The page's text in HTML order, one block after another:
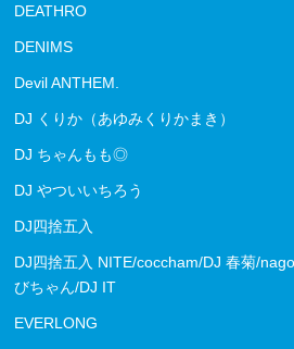
DEATHRO
DENIMS
Devil ANTHEM.
DJ くりか（あゆみくりかまき）
DJ ちゃんもも◎
DJ やついいちろう
DJ四捨五入
DJ四捨五入 NITE/coccham/DJ 春菊/
びちゃん/DJ IT
EVERLONG